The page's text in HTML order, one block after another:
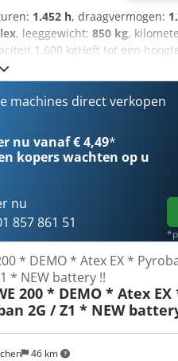
1.452 h, draagvermogen:
, leeggewicht: 850 kg,
1.600 kgHeft tot een
vloerenVoorzien van
machines direct verkopen
nu vanaf € 4,49*
koperswachten op u
nu
857 861 51
46 km
* DEMO * Atex EX *
* NEW battery !!
200 * DEMO * Atex EX
2G / Z1 * NEW